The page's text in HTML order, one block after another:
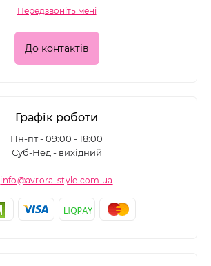
Передзвоніть мені
До контактів
Графік роботи
Пн-пт - 09:00 - 18:00
Суб-Нед - вихідний
info@avrora-style.com.ua